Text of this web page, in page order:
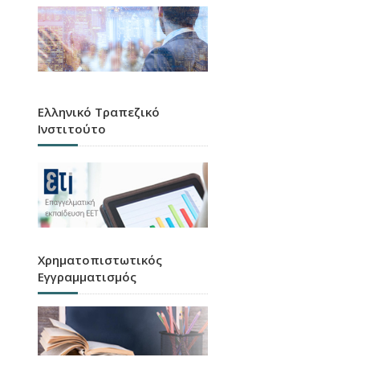
Ελληνικό Τραπεζικό
Ινστιτούτο
Χρηματοπιστωτικός
Εγγραμματισμός